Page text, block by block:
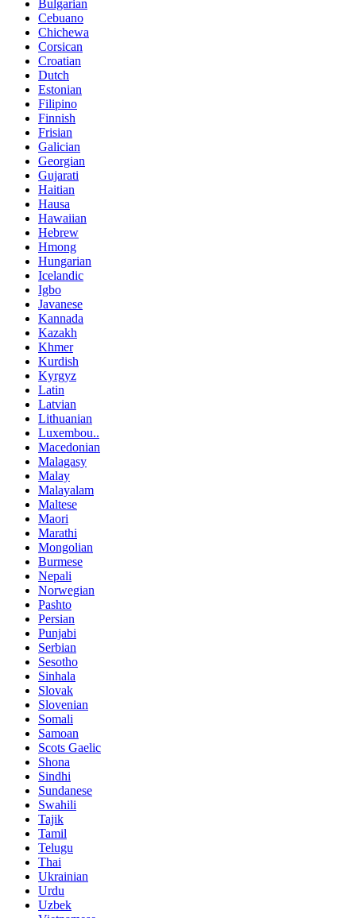
Bulgarian
Cebuano
Chichewa
Corsican
Croatian
Dutch
Estonian
Filipino
Finnish
Frisian
Galician
Georgian
Gujarati
Haitian
Hausa
Hawaiian
Hebrew
Hmong
Hungarian
Icelandic
Igbo
Javanese
Kannada
Kazakh
Khmer
Kurdish
Kyrgyz
Latin
Latvian
Lithuanian
Luxembou..
Macedonian
Malagasy
Malay
Malayalam
Maltese
Maori
Marathi
Mongolian
Burmese
Nepali
Norwegian
Pashto
Persian
Punjabi
Serbian
Sesotho
Sinhala
Slovak
Slovenian
Somali
Samoan
Scots Gaelic
Shona
Sindhi
Sundanese
Swahili
Tajik
Tamil
Telugu
Thai
Ukrainian
Urdu
Uzbek